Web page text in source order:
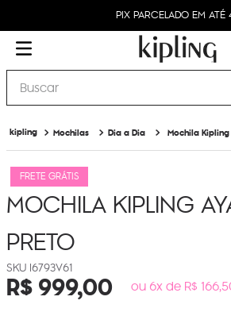
PIX PARCELADO EM ATÉ
Buscar
Mochilas Dia a Dia Mochila
FRETE GRÁTIS
MOCHILA KIPLING
PRETO
I6793V61
R$999,00 ou 6x de R$